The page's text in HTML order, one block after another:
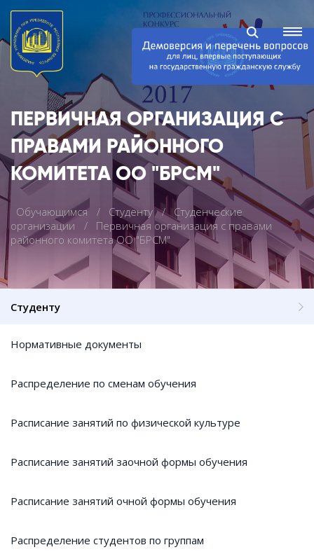
ПЕРВИЧНАЯ ОРГАНИЗАЦИЯ С
ПРАВАМИ РАЙОННОГО
КОМИТЕТА ОО "БРСМ"
Обучающимся Студенту
Студенческие
организации
Первичная организация с правами
районного комитета ОО "БРСМ"
Студенту
Нормативные документы
Распределение по сменам обучения
Расписание занятий по физической культуре
Расписание занятий заочной формы обучения
Расписание занятий очной формы обучения
Распределение студентов по группам